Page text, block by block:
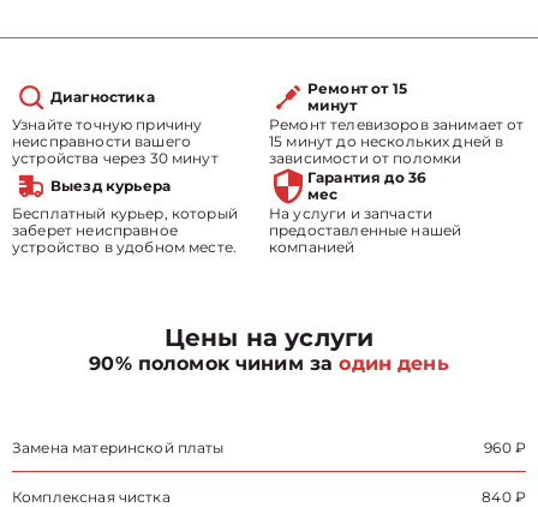
Диагностика
Узнайте точную причину
неисправности вашего
устройства через 30 минут
Ремонт от 15
минут
Ремонт телевизоров занимает от
15 минут до нескольких дней в
зависимости от поломки
Выезд курьера
Бесплатный курьер, который
заберет неисправное
устройство в удобном месте.
Гарантия до 36
мес
На услуги и запчасти
предоставленные нашей
компанией
Цены на услуги
90% поломок чиним заодин день
Замена материнской платы 960 ₽
Комплексная чистка 840 ₽